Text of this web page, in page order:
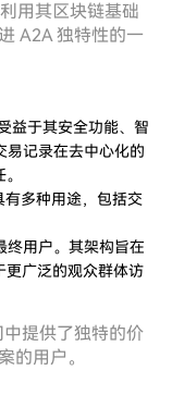
用其区块链基础
A2A 独特性的一
益于其安全功能、智
易记录在去中心化的
多种用途，包括交
终用户。其架构旨在
更广泛的观众群体访
提供了独特的价
的用户。